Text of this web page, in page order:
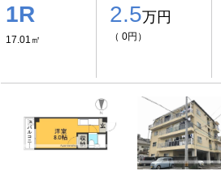
1R
17.01㎡
2.5万円
（ 0円）